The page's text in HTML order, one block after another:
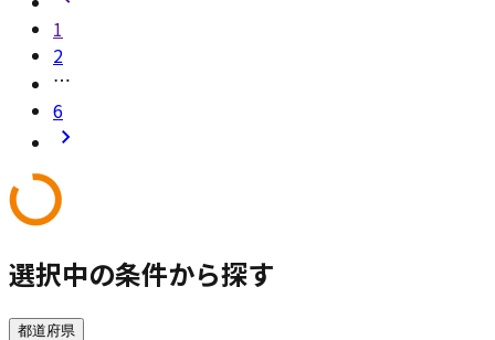
1
2
6
選択中の条件から探す
都道府県